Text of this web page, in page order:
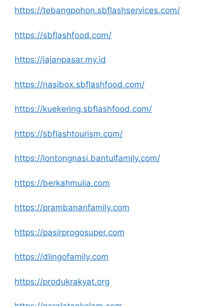
https://tebangpohon.sbflashservices.com/
https://sbflashfood.com/
https://jajanpasar.my.id
https://nasibox.sbflashfood.com/
https://kuekering.sbflashfood.com/
https://sbflashtourism.com/
https://lontongnasi.bantulfamily.com/
https://berkahmulia.com
https://prambananfamily.com
https://pasirprogosuper.com
https://dlingofamily.com
https://produkrakyat.org